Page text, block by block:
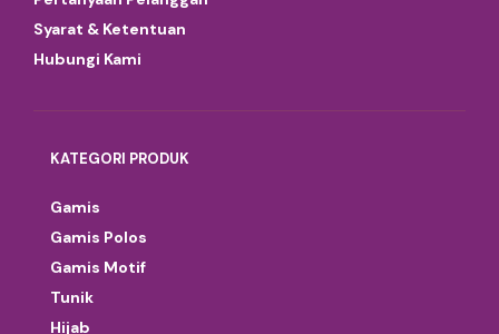
Syarat & Ketentuan
Hubungi Kami
KATEGORI PRODUK
Gamis
Gamis Polos
Gamis Motif
Tunik
Hijab